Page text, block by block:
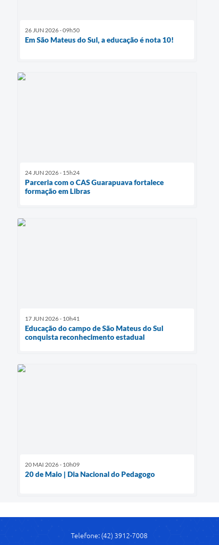
26 JUN 2026 - 09h50
Em São Mateus do Sul, a educação é nota 10!
24 JUN 2026 - 15h24
Parceria com o CAS Guarapuava fortalece
formação em Libras
17 JUN 2026 - 10h41
Educação do campo de São Mateus do Sul
conquista reconhecimento estadual
20 MAI 2026 - 10h09
20 de Maio | Dia Nacional do Pedagogo
Telefone: (42) 3912-7008